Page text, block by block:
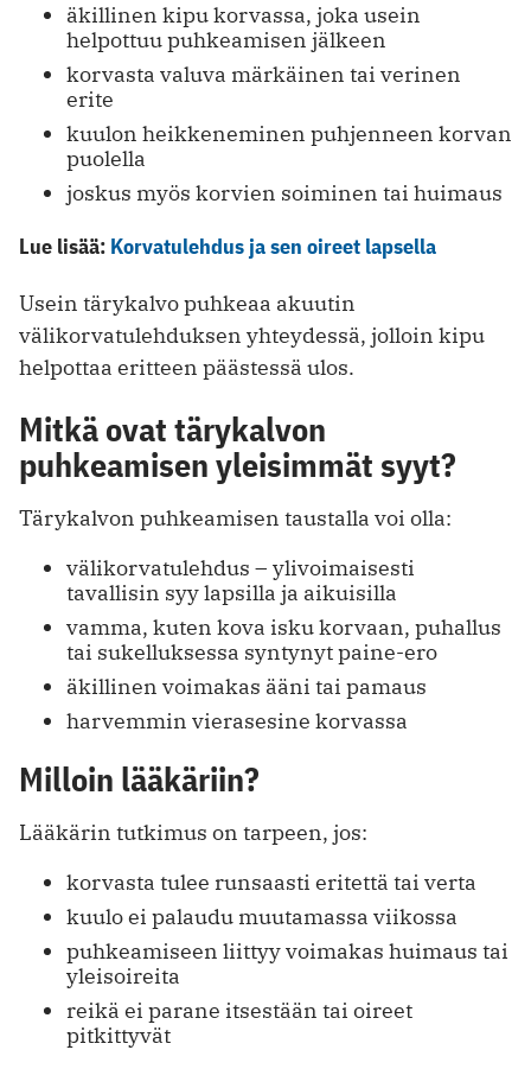
äkillinen kipu korvassa, joka usein
helpottuu puhkeamisen jälkeen
korvasta valuva märkäinen tai verinen
erite
kuulon heikkeneminen puhjenneen korvan
puolella
joskus myös korvien soiminen tai huimaus
Lue lisää: Korvatulehdus ja sen oireet lapsella
Usein tärykalvo puhkeaa akuutin
välikorvatulehduksen yhteydessä, jolloin kipu
helpottaa eritteen päästessä ulos.
Mitkä ovat tärykalvon
puhkeamisen yleisimmät syyt?
Tärykalvon puhkeamisen taustalla voi olla:
välikorvatulehdus – ylivoimaisesti
tavallisin syy lapsilla ja aikuisilla
vamma, kuten kova isku korvaan, puhallus
tai sukelluksessa syntynyt paine-ero
äkillinen voimakas ääni tai pamaus
harvemmin vierasesine korvassa
Milloin lääkäriin?
Lääkärin tutkimus on tarpeen, jos:
korvasta tulee runsaasti eritettä tai verta
kuulo ei palaudu muutamassa viikossa
puhkeamiseen liittyy voimakas huimaus tai
yleisoireita
reikä ei parane itsestään tai oireet
pitkittyvät